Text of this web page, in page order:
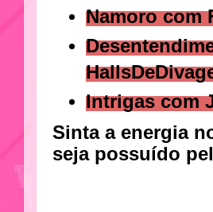
Namoro com
Intrigas com
Sinta a energia
seja possuído